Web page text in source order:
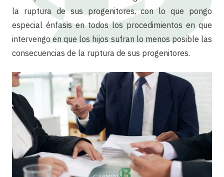
la ruptura de sus progenitores, con lo que pongo
especial énfasis en todos los procedimientos en que
intervengo en que los hijos sufran lo menos posible las
consecuencias de la ruptura de sus progenitores.